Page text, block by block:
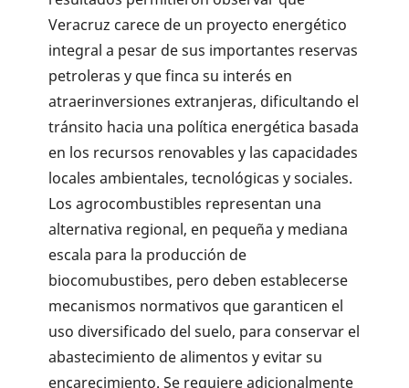
Veracruz carece de un proyecto energético
integral a pesar de sus importantes reservas
petrol­eras y que finca su interés en
atraerinversiones extranjeras, dificul­tando el
tránsito hacia una política energética basada
en los recursos renovables y las capacidades
locales ambientales, tecnológicas y sociales.
Los agrocombustibles represen­tan una
alternativa regional, en pequeña y mediana
escala para la producción de
biocomubustibes, pero deben establecerse
mecanis­mos normativos que garanticen el
uso diversificado del suelo, para conservar el
abastecimiento de ali­mentos y evitar su
encarecimiento. Se requiere adicionalmente